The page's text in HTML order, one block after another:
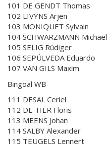
101 DE GENDT Thomas
102 LIVYNS Arjen
103 MONIQUET Sylvain
104 SCHWARZMANN Michael
105 SELIG Rüdiger
106 SEPÚLVEDA Eduardo
107 VAN GILS Maxim
Bingoal WB
111 DESAL Ceriel
112 DE TIER Floris
113 MEENS Johan
114 SALBY Alexander
115 TEUGELS Lennert